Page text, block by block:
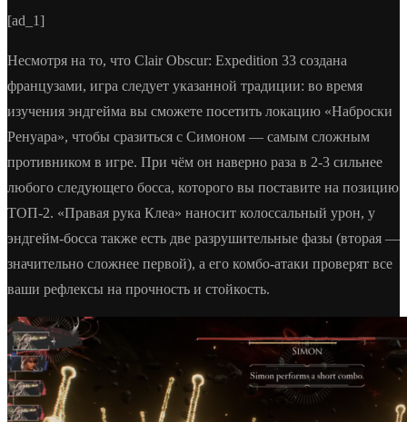
[ad_1]
Несмотря на то, что Clair Obscur: Expedition 33 создана
французами, игра следует указанной традиции: во время
изучения эндгейма вы сможете посетить локацию «Наброски
Ренуара», чтобы сразиться с Симоном — самым сложным
противником в игре. При чём он наверно раза в 2-3 сильнее
любого следующего босса, которого вы поставите на позицию
ТОП-2. «Правая рука Клеа» наносит колоссальный урон, у
эндгейм-босса также есть две разрушительные фазы (вторая —
значительно сложнее первой), а его комбо-атаки проверят все
ваши рефлексы на прочность и стойкость.